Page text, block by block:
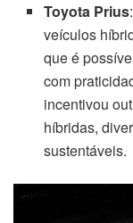
Toyota Prius
veículos
que é
com
incentivou
híbridas,
sustentáveis.